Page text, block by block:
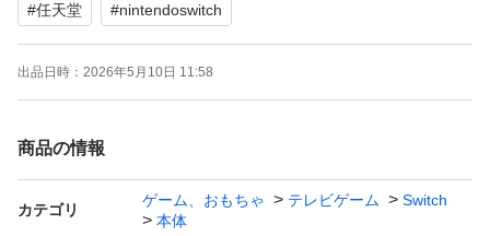
有機ELではありません。
新品購入後にフィルムを貼ったので
Joy-Con右のR3ボタンが押し込めませんが、
使うゲーム自体少ないので気になりませんでした。(傾き
#任天堂 #nintendoswitch
出品日時： 2026年5月10日 11:58
商品の情報
カテゴリ
ゲーム、おもちゃ テレビゲーム
Switch
本体